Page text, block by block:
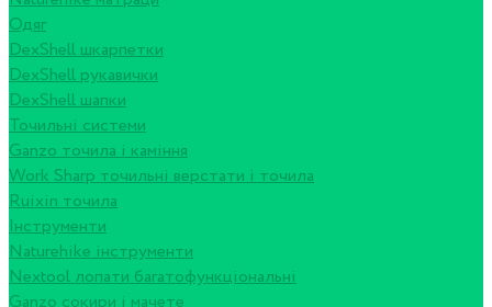
Одяг
DexShell шкарпетки
DexShell рукавички
DexShell шапки
Точильні системи
Ganzo точила і каміння
Work Sharp точильні верстати і точила
Ruixin точила
Інструменти
Naturehike інструменти
Nextool лопати багатофункціональні